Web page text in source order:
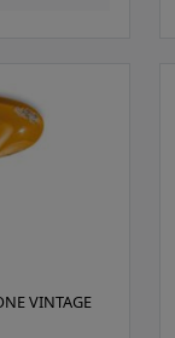
VINTAGE